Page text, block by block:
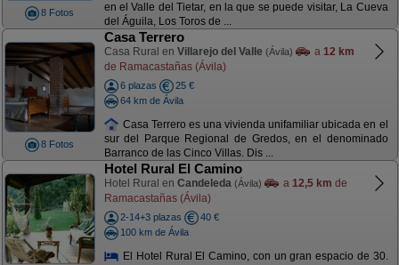
8 Fotos
en el Valle del Tietar, en la que se puede visitar, La Cueva
del Águila, Los Toros de ...
8 Fotos
Casa Terrero
Casa Rural en Villarejo del Valle (Ávila) a 12 km
de Ramacastañas (Ávila)
6 plazas
25 €
64 km de Ávila
Casa Terrero es una vivienda unifamiliar ubicada en el
sur del Parque Regional de Gredos, en el denominado
Barranco de las Cinco Villas. Dis ...
Hotel Rural El Camino
Hotel Rural en Candeleda (Ávila) a 12,5 km de
Ramacastañas (Ávila)
2-14+3 plazas
40 €
100 km de Ávila
El Hotel Rural El Camino, con un gran espacio de 30.